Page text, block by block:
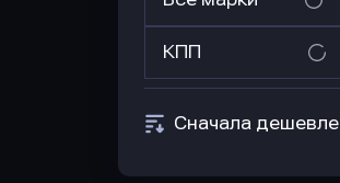
КПП
Сначала дешевле